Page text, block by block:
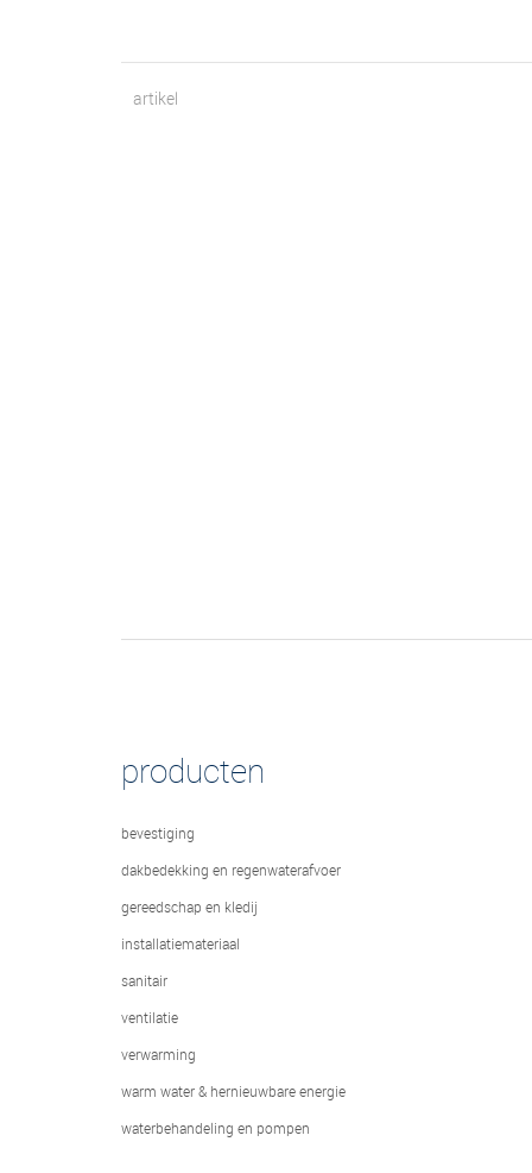
artikel
producten
bevestiging
dakbedekking en regenwaterafvoer
gereedschap en kledij
installatiemateriaal
sanitair
ventilatie
verwarming
warm water & hernieuwbare energie
waterbehandeling en pompen